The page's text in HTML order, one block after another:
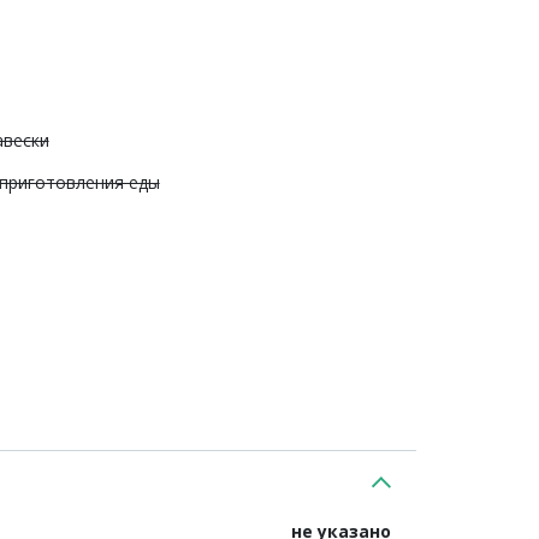
еды
не указано